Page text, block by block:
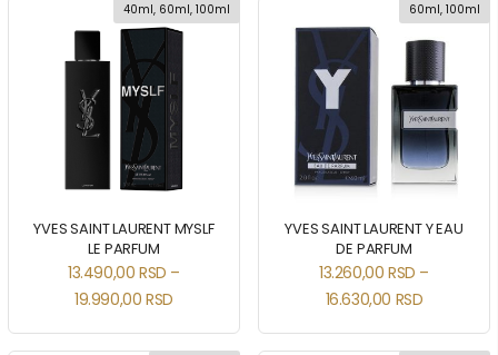
40ml, 60ml, 100ml
YVES SAINT LAURENT MYSLF
LE PARFUM
13.490,00 RSD –
19.990,00RSD
60ml, 100ml
YVES SAINT LAURENT Y EAU
DE PARFUM
13.260,00 RSD –
16.630,00 RSD